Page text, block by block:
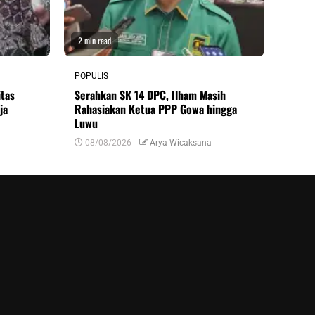
2 min read
POPULIS
Serahkan SK 14 DPC, Ilham Masih
Rahasiakan Ketua PPP Gowa hingga
Luwu
08/08/2026 Arya Wicaksana